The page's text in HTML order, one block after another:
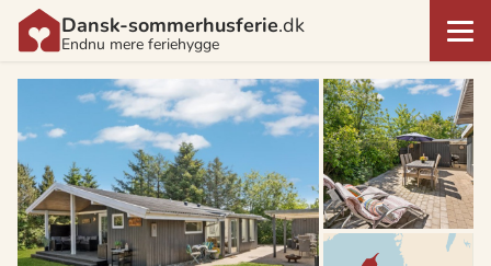
Dansk-sommerhusferie.dk
Endnu mere feriehygge